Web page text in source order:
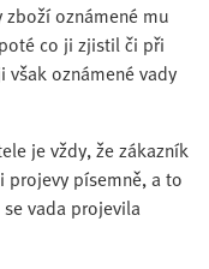
oznámené mu
co ji zjistil či při
oznámené vady
je vždy, že zákazník
písemně, a to
vada projevila